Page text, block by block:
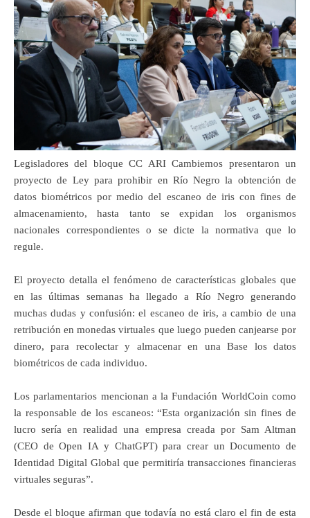
Legisladores del bloque CC ARI Cambiemos presentaron un
proyecto de Ley para prohibir en Río Negro la obtención de
datos biométricos por medio del escaneo de iris con fines de
almacenamiento, hasta tanto se expidan los organismos
nacionales correspondientes o se dicte la normativa que lo
regule.
El proyecto detalla el fenómeno de características globales que
en las últimas semanas ha llegado a Río Negro generando
muchas dudas y confusión: el escaneo de iris, a cambio de una
retribución en monedas virtuales que luego pueden canjearse por
dinero, para recolectar y almacenar en una Base los datos
biométricos de cada individuo.
Los parlamentarios mencionan a la Fundación WorldCoin como
la responsable de los escaneos: “Esta organización sin fines de
lucro sería en realidad una empresa creada por Sam Altman
(CEO de Open IA y ChatGPT) para crear un Documento de
Identidad Digital Global que permitiría transacciones financieras
virtuales seguras”.
Desde el bloque afirman que todavía no está claro el fin de esta